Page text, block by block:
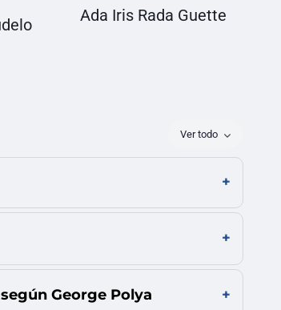
Ada Iris Rada Guette
Ver todo
George Polya